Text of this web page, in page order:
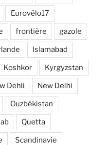
Eurovélo17
frontière gazole
Islamabad
Koshkor Kyrgyzstan
Dehli New Delhi
Ouzbékistan
Quetta
Scandinavie